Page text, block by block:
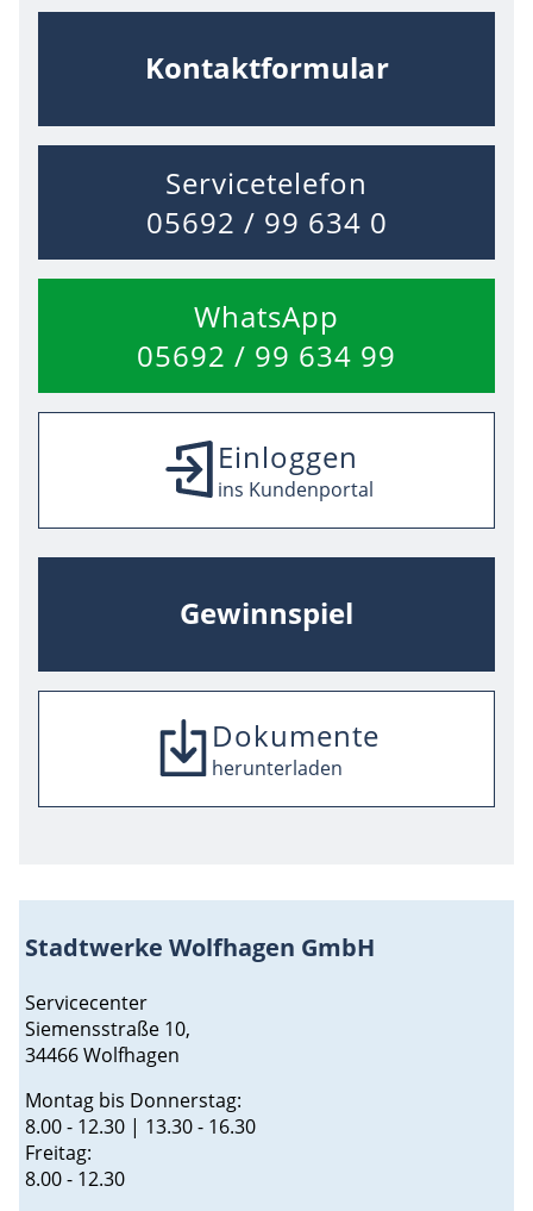
Kontaktformular
Servicetelefon
05692 / 99 634 0
WhatsApp
05692 / 99 634 99
Einloggen
ins Kundenportal
Gewinnspiel
Dokumente
herunterladen
SEPA-Mandat
herunterladen
Umzugsmeldung
herunterladen
Stadtwerke Wolfhagen GmbH
Servicecenter
Siemensstraße 10,
34466 Wolfhagen
Montag bis Donnerstag:
8.00 - 12.30 | 13.30 - 16.30
Freitag:
8.00 - 12.30